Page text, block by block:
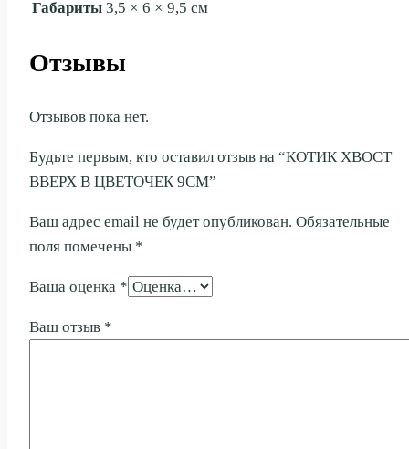
Габариты 3,5 × 6 × 9,5 см
Отзывы
Отзывов пока нет.
Будьте первым, кто оставил отзыв на “КОТИК ХВОСТ
ВВЕРХ В ЦВЕТОЧЕК 9СМ”
Ваш адрес email не будет опубликован. Обязательные
поля помечены *
Ваша оценка *
Ваш отзыв *